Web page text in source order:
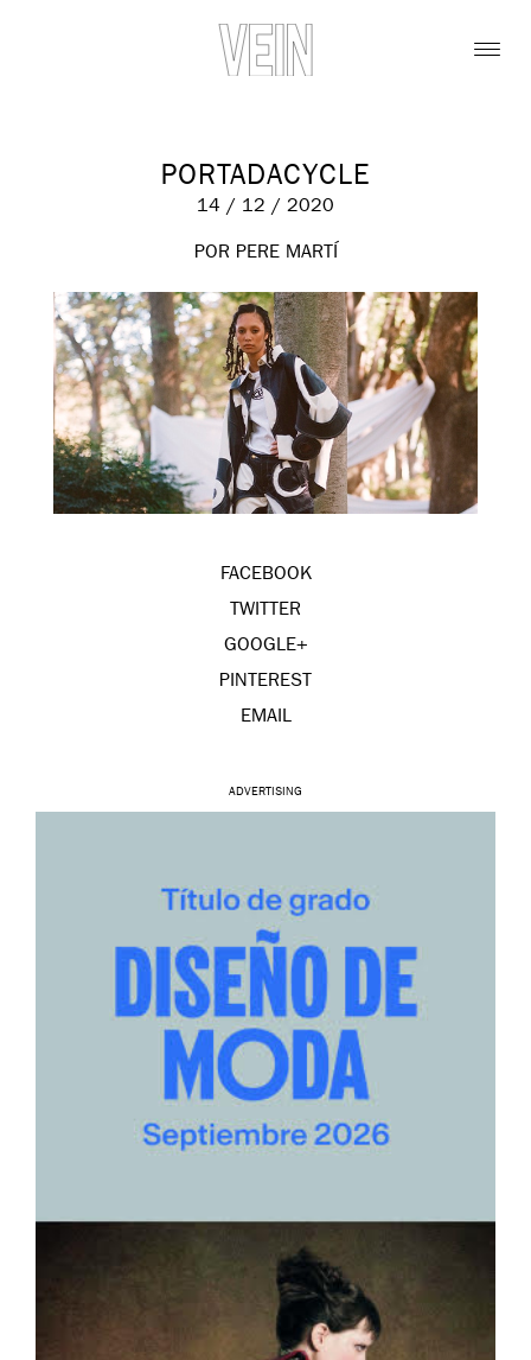
PORTADACYCLE
14 / 12 / 2020
POR PERE MARTÍ
FACEBOOK
TWITTER
GOOGLE+
PINTEREST
EMAIL
ADVERTISING